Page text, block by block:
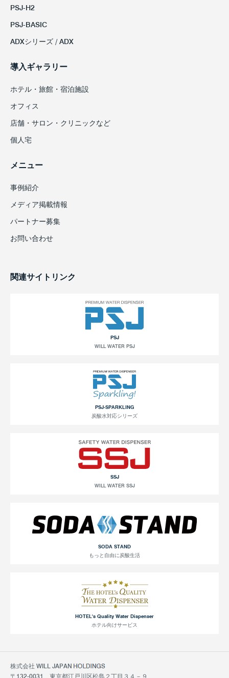
PSJ-H2
PSJ-BASIC
ADXシリーズ / ADX
導入ギャラリー
ホテル・旅館・宿泊施設
オフィス
店舗・サロン・クリニックなど
個人宅
メニュー
事例紹介
メディア掲載情報
パートナー募集
お問い合わせ
関連サイトリンク
PSJ
WILL WATER PSJ
PSJ-SPARKLING
炭酸水対応シリーズ
SSJ
WILL WATER SSJ
SODA STAND
もっと自由に炭酸生活
HOTEL's Quality Water Dispenser
ホテル向けサービス
株式会社 WILL JAPAN
〒132-0031 東京都江戸川区松島２丁目３４－９